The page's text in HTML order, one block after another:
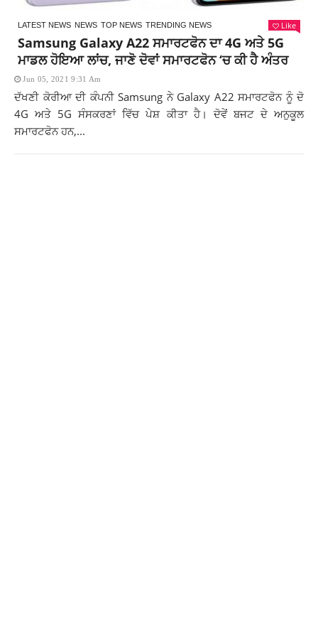
LATEST NEWS NEWS TOP NEWS TRENDING NEWS Like
Samsung Galaxy A22 ਸਮਾਰਟਫੋਨ ਦਾ 4G ਅਤੇ 5G
ਮਾਡਲ ਹੋਇਆ ਲਾਂਚ, ਜਾਣੋ ਦੋਵਾਂ ਸਮਾਰਟਫੋਨ ‘ਚ ਕੀ ਹੈ ਅੰਤਰ
Jun 05, 2021 9:31 Am
ਦੱਖਣੀ ਕੋਰੀਆ ਦੀ ਕੰਪਨੀ Samsung ਨੇ Galaxy A22 ਸਮਾਰਟਫੋਨ ਨੂੰ ਦੋ
4G ਅਤੇ 5G ਸੰਸਕਰਣਾਂ ਵਿੱਚ ਪੇਸ਼ ਕੀਤਾ ਹੈ। ਦੋਵੇਂ ਬਜਟ ਦੇ ਅਨੁਕੂਲ
ਸਮਾਰਟਫੋਨ ਹਨ,...